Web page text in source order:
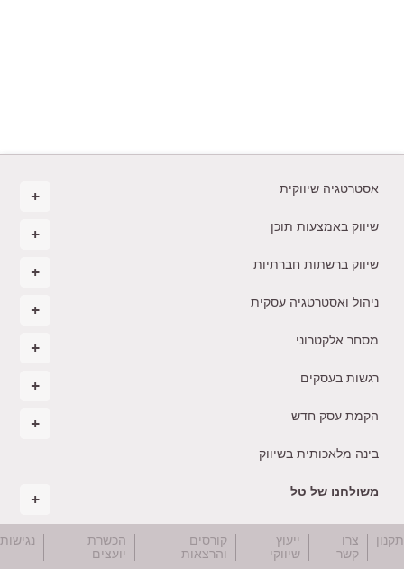
אסטרטגיה שיווקית
שיווק באמצעות תוכן
שיווק ברשתות חברתיות
ניהול ואסטרטגיה עסקית
מסחר אלקטרוני
רגשות בעסקים
הקמת עסק חדש
בינה מלאכותית בשיווק
משולחנו של טל
צרו
קשר
ייעוץ
שיווקי
קורסים
והרצאות
הכשרת
יועצים
נגישות